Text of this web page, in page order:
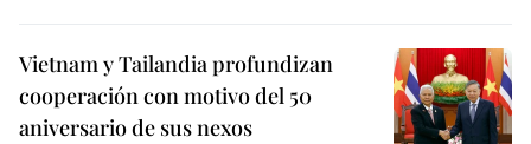
Vietnam y Tailandia profundizan
cooperación con motivo del 50
aniversario de sus nexos